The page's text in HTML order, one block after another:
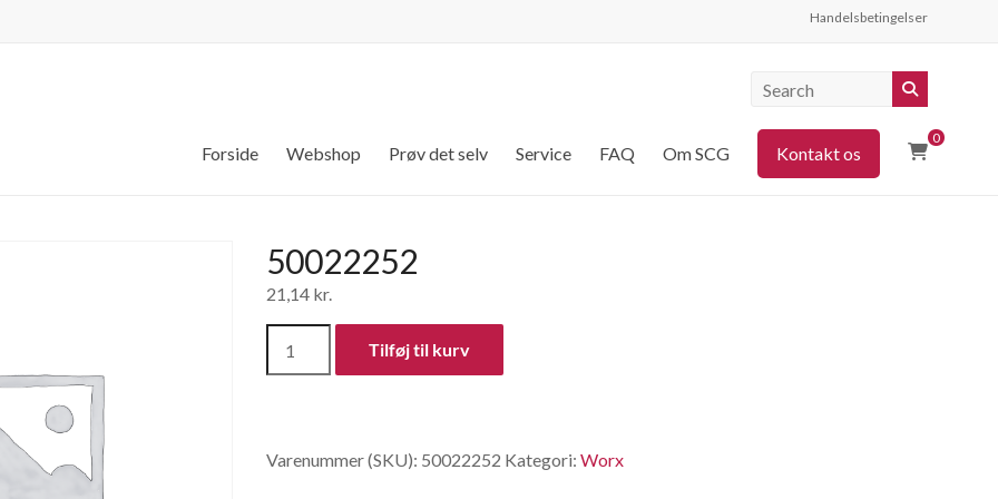
Handelsbetingelser
0
Forside Webshop Prøv det selv Service FAQ Om SCG Kontakt os
50022252
21,14 kr.
Tilføj til kurv
Varenummer (SKU): 50022252 Kategori: Worx